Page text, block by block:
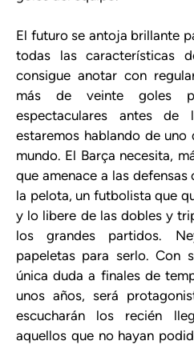
El futuro se antoja brillante
todas las características
consigue anotar con
más de veinte goles
espectaculares antes
estaremos hablando de
mundo. El Barça necesita,
que amenace a las
la pelota, un futbolista que
y lo libere de las dobles y
los grandes partidos.
papeletas para serlo. Con
única duda a finales de
unos años, será
escucharán los recién
aquellos que no hayan